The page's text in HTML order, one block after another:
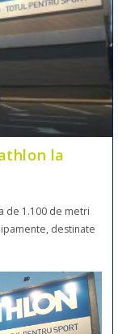
la
de 1.100 de metri
destinate